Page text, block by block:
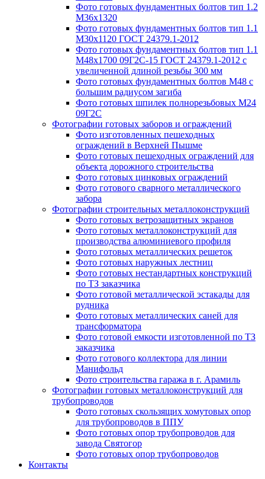
Фото готовых фундаментных болтов тип 1.2
М36х1320
Фото готовых фундаментных болтов тип 1.1
М30х1120 ГОСТ 24379.1-2012
Фото готовых фундаментных болтов тип 1.1
М48х1700 09Г2С-15 ГОСТ 24379.1-2012 с
увеличенной длиной резьбы 300 мм
Фото готовых фундаментных болтов М48 с
большим радиусом загиба
Фото готовых шпилек полнорезьбовых М24
09Г2С
Фотографии готовых заборов и ограждений
Фото изготовленных пешеходных
ограждений в Верхней Пышме
Фото готовых пешеходных ограждений для
объекта дорожного строительства
Фото готовых цинковых ограждений
Фото готового сварного металлического
забора
Фотографии строительных металлоконструкций
Фото готовых ветрозащитных экранов
Фото готовых металлоконструкций для
производства алюминиевого профиля
Фото готовых металлических решеток
Фото готовых наружных лестниц
Фото готовых нестандартных конструкций
по ТЗ заказчика
Фото готовой металлической эстакады для
рудника
Фото готовых металлических саней для
трансформатора
Фото готовой емкости изготовленной по ТЗ
заказчика
Фото готового коллектора для линии
Манифольд
Фото строительства гаража в г. Арамиль
Фотографии готовых металлоконструкций для
трубопроводов
Фото готовых скользящих хомутовых опор
для трубопроводов в ППУ
Фото готовых опор трубопроводов для
завода Святогор
Фото готовых опор трубопроводов
Контакты